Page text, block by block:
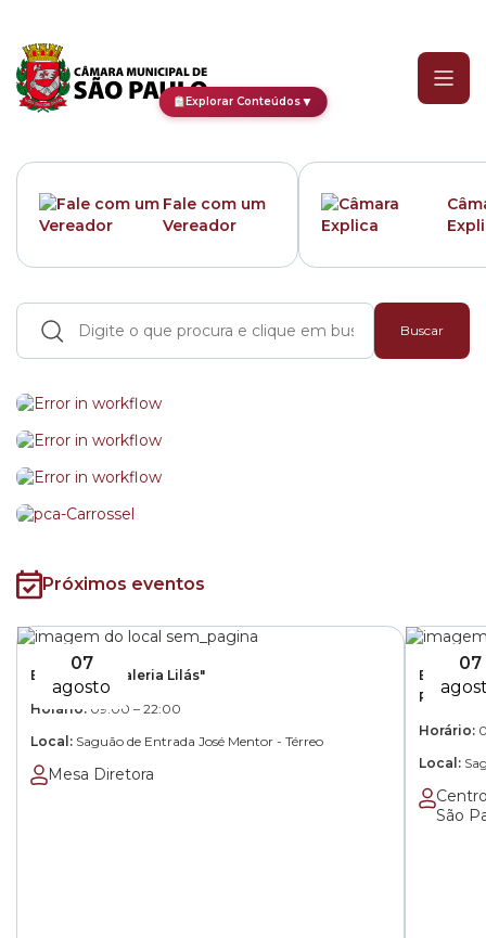
Explorar Conteúdos▼
Fale com um
Vereador
Buscar
Próximos eventos
07
agosto
Exposição "Galeria Lilás"
Horário: das
09:00 às
– 22:00
Local: Saguão de Entrada José Mentor - Térreo
Mesa Diretora
07
Paulo"
Horário:
Local:
São